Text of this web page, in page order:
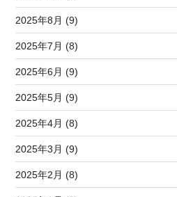
2025年8月 (9)
2025年7月 (8)
2025年6月 (9)
2025年5月 (9)
2025年4月 (8)
2025年3月 (9)
2025年2月 (8)